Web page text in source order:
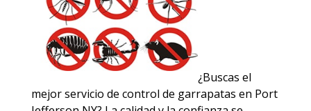
¿Buscas el
mejor servicio de control de garrapatas en Port